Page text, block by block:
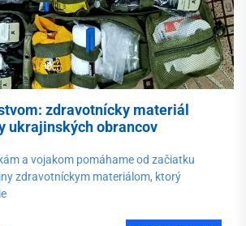
zdravotnícky materiál
ukrajinských obrancov
a vojakom pomáhame od začiatku
zdravotníckym materiálom, ktorý